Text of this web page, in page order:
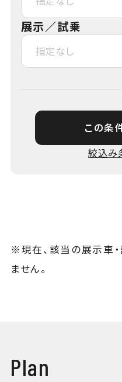
展示／試乗
この条
※現在、該当の展示車
ません。
Plan